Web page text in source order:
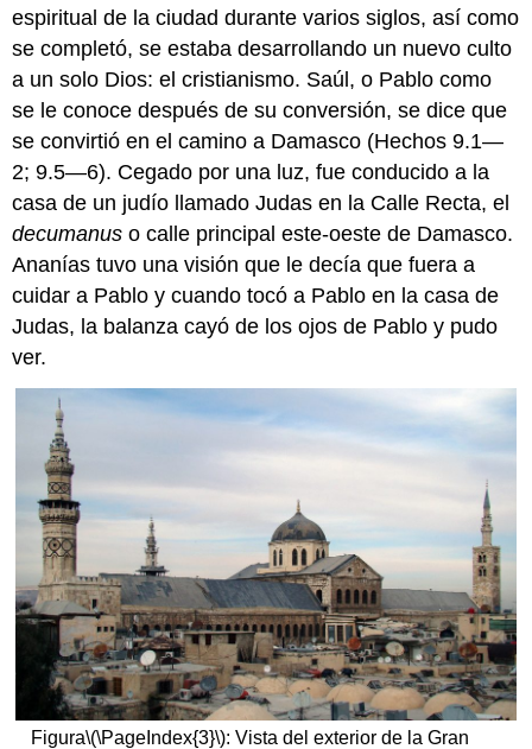
espiritual de la ciudad durante varios siglos, así como
se completó, se estaba desarrollando un nuevo culto
a un solo Dios: el cristianismo. Saúl, o Pablo como
se le conoce después de su conversión, se dice que
se convirtió en el camino a Damasco (Hechos 9.1—
2; 9.5—6). Cegado por una luz, fue conducido a la
casa de un judío llamado Judas en la Calle Recta, el
decumanus o calle principal este-oeste de Damasco.
Ananías tuvo una visión que le decía que fuera a
cuidar a Pablo y cuando tocó a Pablo en la casa de
Judas, la balanza cayó de los ojos de Pablo y pudo
ver.
Figura\(\PageIndex{3}\): Vista del exterior de la Gran